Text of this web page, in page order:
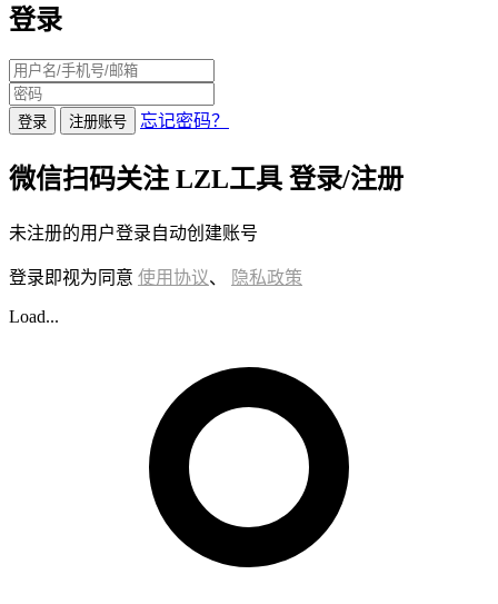
登录
登录 注册账号 忘记密码？
微信扫码关注 LZL工具 登录/注册
未注册的用户登录自动创建账号
登录即视为同意 使用协议、 隐私政策
Load...